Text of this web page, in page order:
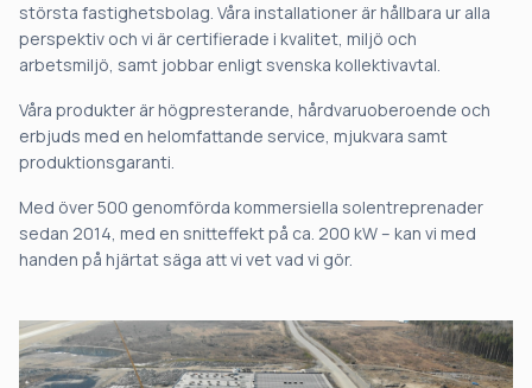
största fastighetsbolag. Våra installationer är hållbara ur alla
perspektiv och vi är certifierade i kvalitet, miljö och
arbetsmiljö, samt jobbar enligt svenska kollektivavtal.
Våra produkter är högpresterande, hårdvaruoberoende och
erbjuds med en helomfattande service, mjukvara samt
produktionsgaranti.
Med över 500 genomförda kommersiella solentreprenader
sedan 2014, med en snitteffekt på ca. 200 kW – kan vi med
handen på hjärtat säga att vi vet vad vi gör.